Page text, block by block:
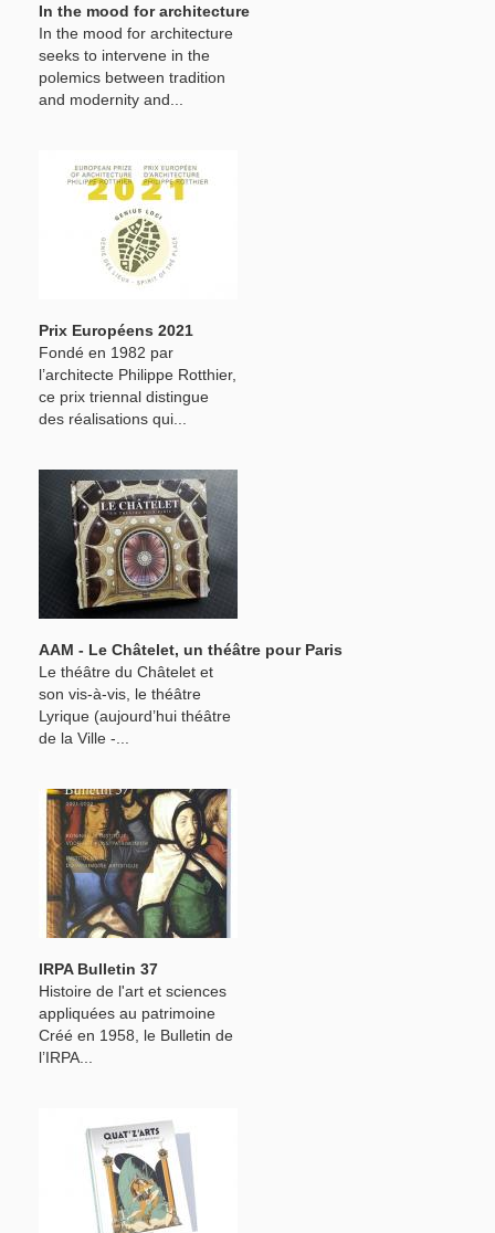
In the mood for architecture
In the mood for architecture
seeks to intervene in the
polemics between tradition
and modernity and...
Prix Européens 2021
Fondé en 1982 par
l’architecte Philippe Rotthier,
ce prix triennal distingue
des réalisations qui...
AAM - Le Châtelet, un théâtre pour Paris
Le théâtre du Châtelet et
son vis-à-vis, le théâtre
Lyrique (aujourd’hui théâtre
de la Ville -...
IRPA Bulletin 37
Histoire de l'art et sciences
appliquées au patrimoine
Créé en 1958, le Bulletin de
l’IRPA...